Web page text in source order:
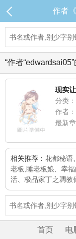
作者
“作者
现实
分类
作者：
最新章
相关推荐： 花都秘语
老板,睡老板娘
幸
活
极品家丁之凋教
首页 电